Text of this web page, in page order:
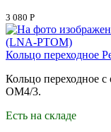
3 080 Р
Кольцо переходное
Кольцо переходное с
OM4/3.
Есть на складе